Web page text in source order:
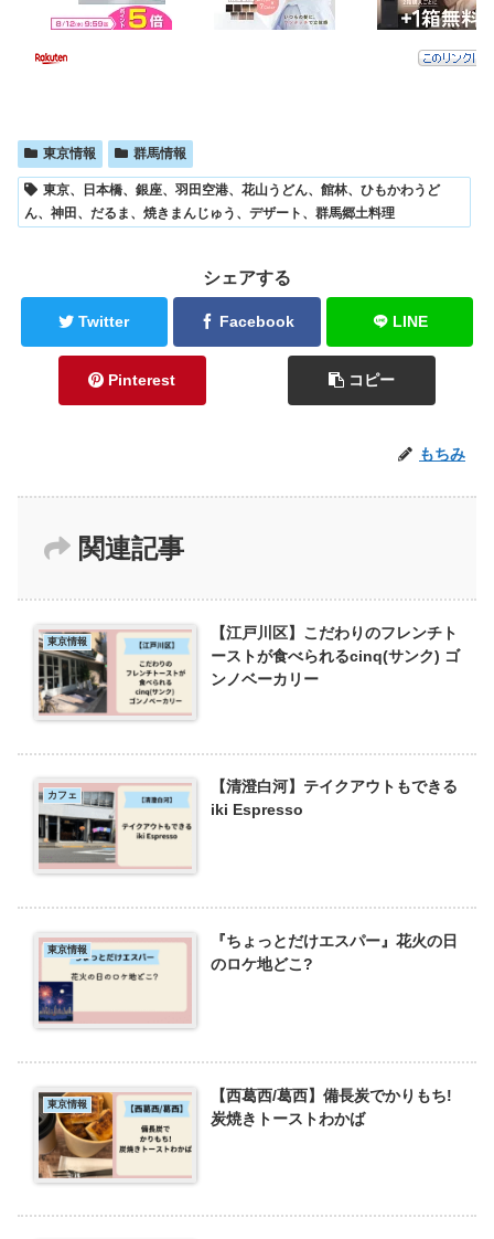
東京情報 群馬情報
東京、日本橋、銀座、羽田空港、花山うどん、館林、ひもかわうど
ん、神田、だるま、焼きまんじゅう、デザート、群馬郷土料理
シェアする
Twitter Facebook LINE
Pinterest コピー
もちみ
関連記事
東京情報
【江戸川区】こだわりのフレンチト
ーストが食べられるcinq(サンク) ゴ
ンノベーカリー
カフェ
【清澄白河】テイクアウトもできる
iki Espresso
東京情報
『ちょっとだけエスパー』花火の日
のロケ地どこ?
東京情報
【西葛西/葛西】備長炭でかりもち!
炭焼きトーストわかば